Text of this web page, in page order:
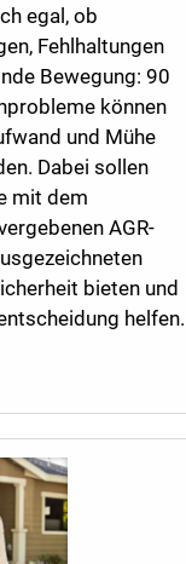
egal, ob
Fehlhaltungen
Bewegung: 90
können
und Mühe
Dabei sollen
mit dem
AGR-
bieten und
helfen.